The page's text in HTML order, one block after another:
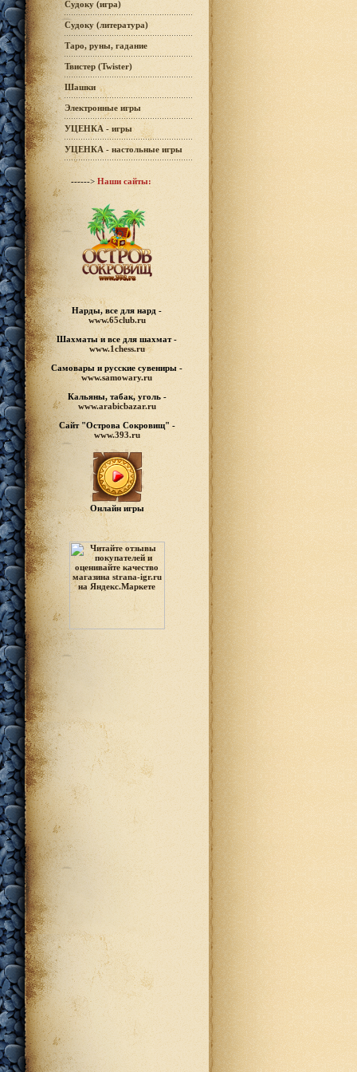
Судоку (игра)
Судоку (литература)
Таро, руны, гадание
Твистер (Twister)
Шашки
Электронные игры
УЦЕНКА - игры
УЦЕНКА - настольные игры
------> Наши сайты:
Нарды, все для нард -
www.65club.ru
Шахматыи все для шахмат -
www.1chess.ru
Самовары и русскиесувениры -
www.samowary.ru
Кальяны, табак, уголь -
www.arabicbazar.ru
Сайт "Острова Сокровищ" -
www.393.ru
Онлайн игры